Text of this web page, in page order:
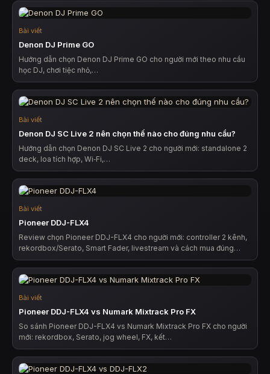
Bài viết
Denon DJ Prime GO
Hướng dẫn chọn Denon DJ Prime GO cho người mới theo nhu cầu
học DJ, chơi tiệc nhỏ,…
Bài viết
Denon DJ SC Live 2 nên chọn thế nào cho đúng nhu cầu?
Hướng dẫn chọn Denon DJ SC Live 2 cho người mới: standalone 2
deck, loa tích hợp, Wi‑Fi,…
Bài viết
Pioneer DDJ-FLX4
Review chọn Pioneer DDJ-FLX4 cho người mới: controller 2 kênh,
rekordbox/Serato, Smart Fader, livestream và cách mua đúng…
Bài viết
Pioneer DDJ-FLX4 vs Numark Mixtrack Pro FX
So sánh Pioneer DDJ-FLX4 vs Numark Mixtrack Pro FX cho người
mới: rekordbox, Serato, jog wheel, FX, kết…